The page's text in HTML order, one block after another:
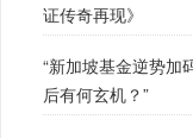
证传奇再现》
“新加坡基金逆势加
后有何玄机？”